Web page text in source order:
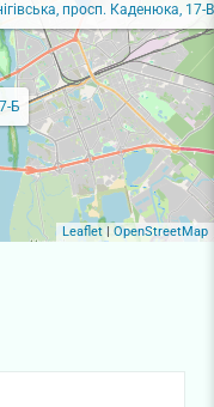
Б
просп. Каденюка, 17-В
Leaflet OpenStreetMap